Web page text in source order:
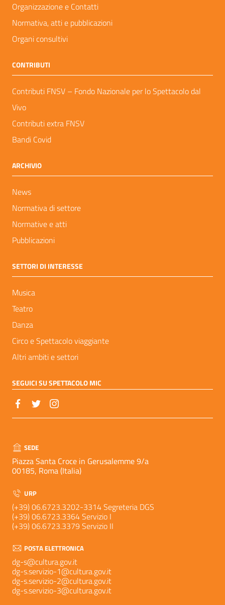
Organizzazione e Contatti
Normativa, atti e pubblicazioni
Organi consultivi
CONTRIBUTI
Contributi FNSV – Fondo Nazionale per lo Spettacolo dal
Vivo
Contributi extra FNSV
Bandi Covid
ARCHIVIO
News
Normativa di settore
Normative e atti
Pubblicazioni
SETTORI DI INTERESSE
Musica
Teatro
Danza
Circo e Spettacolo viaggiante
Altri ambiti e settori
SEGUICI SU SPETTACOLO MIC
SEDE
Piazza Santa Croce in Gerusalemme 9/a
00185, Roma (Italia)
URP
(+39) 06.6723.3202-3314 Segreteria DGS
(+39) 06.6723.3364 Servizio I
(+39) 06.6723.3379 Servizio II
POSTA ELETTRONICA
dg-s@cultura.gov.it
dg-s.servizio-1@cultura.gov.it
dg-s.servizio-2@cultura.gov.it
dg-s.servizio-3@cultura.gov.it